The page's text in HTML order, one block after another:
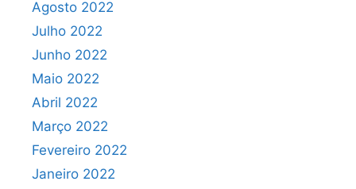
Agosto 2022
Julho 2022
Junho 2022
Maio 2022
Abril 2022
Março 2022
Fevereiro 2022
Janeiro 2022